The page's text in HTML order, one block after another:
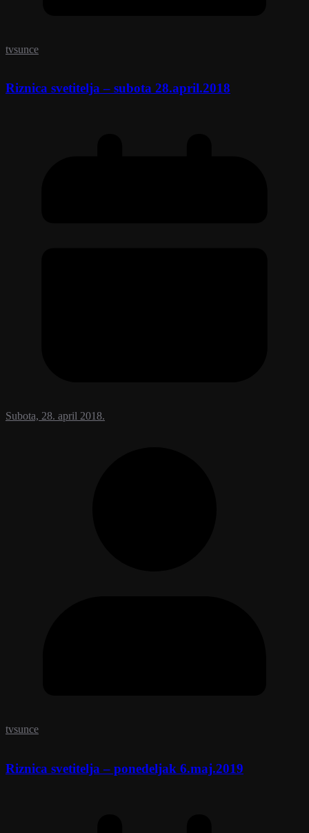
tvsunce
Riznica svetitelja – subota 28.april.2018
Subota, 28. april 2018.
tvsunce
Riznica svetitelja – ponedeljak 6.maj.2019